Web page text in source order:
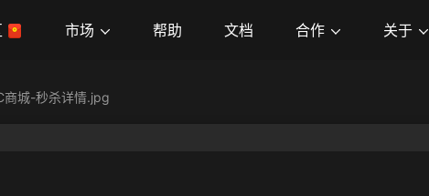
市场 帮助 文档 合作 关于
商城-秒杀详情.jpg